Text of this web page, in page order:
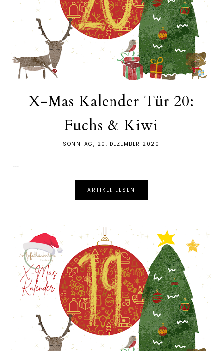
X-Mas Kalender Tür 20:
Fuchs & Kiwi
SONNTAG, 20. DEZEMBER 2020
...
ARTIKEL LESEN